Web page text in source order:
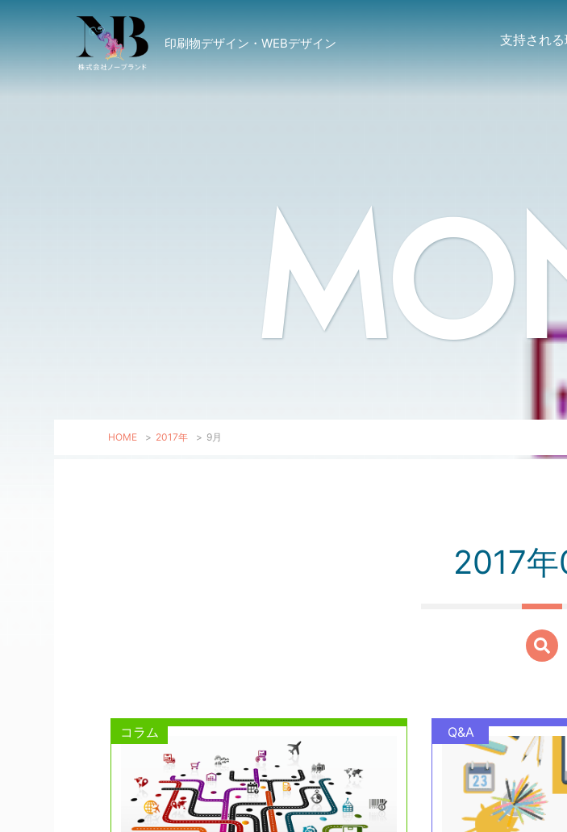
印刷物デザイン・WEBデザイン 支持され
HOME > 2017年 > 9月
2017年
コラム Q&A